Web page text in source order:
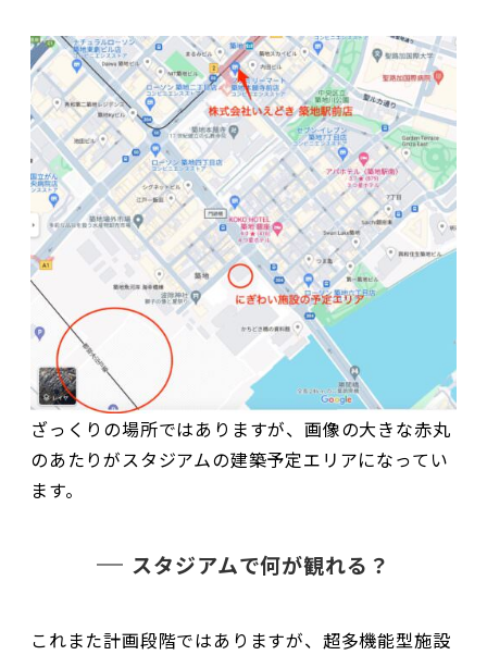
ざっくりの場所ではありますが、画像の大きな赤丸
のあたりがスタジアムの建築予定エリアになってい
ます。
スタジアムで何が観れる？
これまた計画段階ではありますが、超多機能型施設